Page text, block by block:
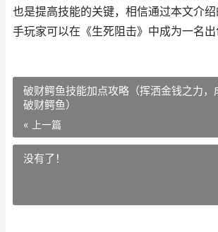
也是提高技能的关键，相信通过本文介
手玩家可以在《生死阻击》中成为一名出
破财鳄鱼技能加点攻略（挥洒金钱之力，
破财鳄鱼）
« 上一篇
没有了！